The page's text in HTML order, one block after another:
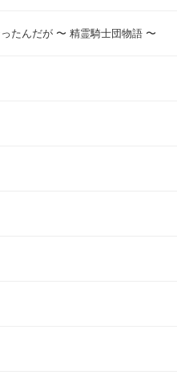
たんだが 〜 精霊騎士団物語 〜